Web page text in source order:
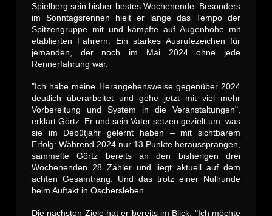
Spielberg sein bisher bestes Wochenende. Besonders
im Sonntagsrennen hielt er lange das Tempo der
Spitzengruppe mit und kämpfte auf Augenhöhe mit
etablierten Fahrern. Ein starkes Ausrufezeichen für
jemanden, der noch im Mai 2024 ohne jede
Rennerfahrung war.
"Ich habe meine Herangehensweise gegenüber 2024
deutlich überarbeitet und gehe jetzt mit viel mehr
Vorbereitung und System in die Veranstaltungen",
erklärt Görtz. Er und sein Vater setzen gezielt um, was
sie im Debütjahr gelernt haben – mit sichtbarem
Erfolg: Während 2024 nur 13 Punkte heraussprangen,
sammelte Görtz bereits an den bisherigen drei
Wochenenden 28 Zähler und liegt aktuell auf dem
achten Gesamtrang. Und das trotz einer Nullrunde
beim Auftakt in Oschersleben.
Die nächsten Ziele hat er bereits im Blick: "Ich möchte